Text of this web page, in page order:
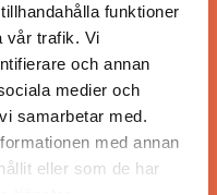
funktioner
vår trafik. Vi
och annan
medier och
samarbetar med.
med annan
eller som de har